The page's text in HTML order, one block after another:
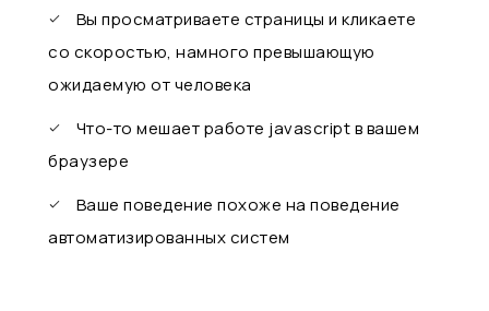
Вы просматриваете страницы и кликаете
со скоростью, намного превышающую
ожидаемую от человека
Что-то мешает работе javascript в вашем
браузере
Ваше поведение похоже на поведение
автоматизированных систем